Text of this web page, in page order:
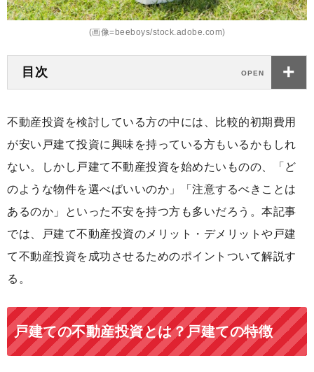
(画像=beeboys/stock.adobe.com)
目次
不動産投資を検討している方の中には、比較的初期費用
が安い戸建て投資に興味を持っている方もいるかもしれ
ない。しかし戸建て不動産投資を始めたいものの、「ど
のような物件を選べばいいのか」「注意するべきことは
あるのか」といった不安を持つ方も多いだろう。本記事
では、戸建て不動産投資のメリット・デメリットや戸建
て不動産投資を成功させるためのポイントついて解説す
る。
戸建ての不動産投資とは？戸建ての特徴